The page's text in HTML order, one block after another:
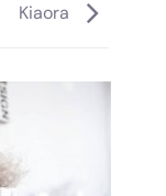
Kiaora